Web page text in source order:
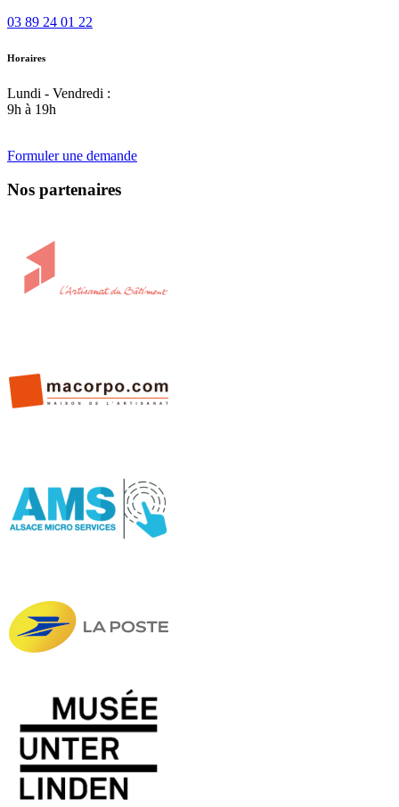
03 89 24 01 22
Horaires
Lundi - Vendredi :
9h à 19h
Formuler une demande
Nos partenaires